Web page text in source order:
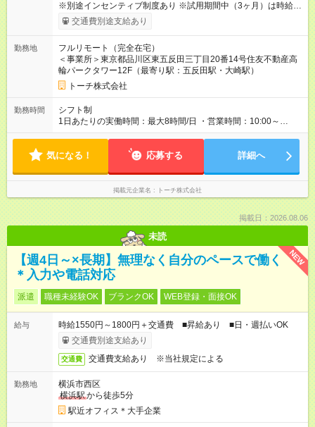
※別途インセンティブ制度あり ※試用期間中（3ヶ月）は時給
1,400円 【試用期間】試用期間あり 試用期間の長さ：3ヶ月
※ 雇用形態と給与に、本採用時と異なる部分があります。 雇用
初回3ヶ月契約、以降は6ヶ月毎に更新 ・試用期間：3ヶ月 ・契
約更新：あり（契約満了時の業務量、勤務態度、勤務成績によ
り判断）、更新上限なし
交通費別途支給あり
勤務地
フルリモート（完全在宅）
＜事業所＞東京都品川区東五反田三丁目20番14号住友不動産高
輪パークタワー12F（最寄り駅：五反田駅・大崎駅）
トーチ株式会社
勤務時間
シフト制
1日あたりの実働時間：最大8時間/日 ・営業時間：10:00～
19:00（平日のみ） ※9:00～の勤務も応相談 ・勤務日数：週3
気になる！ 応募する 詳細へ
掲載元企業名 トーチ株式会社
掲載日：2026.08.06
未読
NEW
【週4日～×長期】無理なく自分のペースで働く
＊入力や電話対応
派遣 職種未経験OK ブランクOK WEB登録・面接OK
給与
時給1550円～1800円＋交通費 ■昇給あり ■日・週払いOK
交通費別途支給あり
交通費 交通費支給あり ※当社規定による
勤務地
横浜市西区
横浜駅から徒歩5分
駅近オフィス＊大手企業